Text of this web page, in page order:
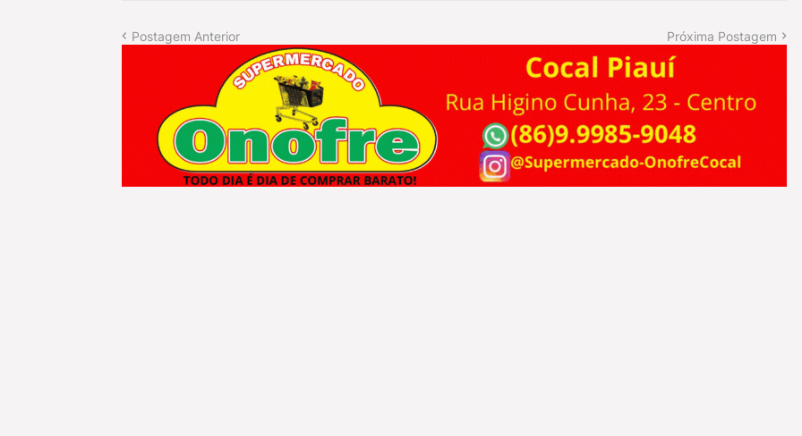
Postagem Anterior Próxima Postagem